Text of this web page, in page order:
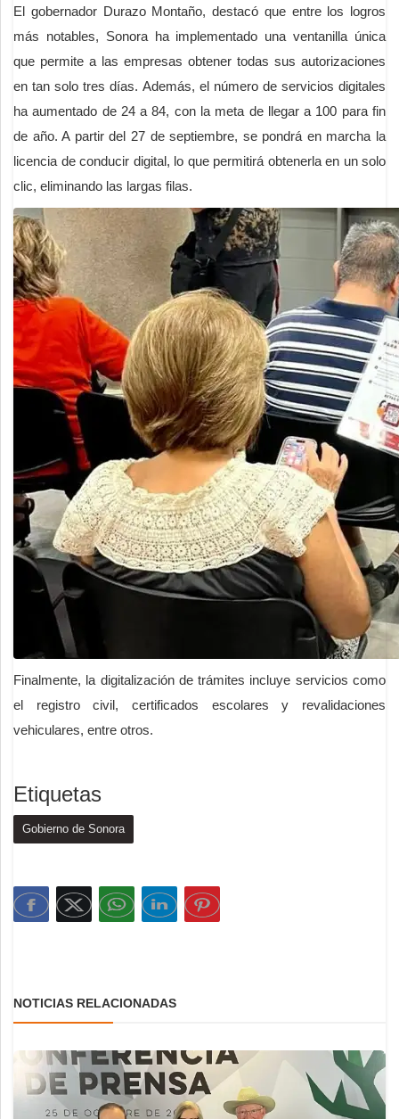
El gobernador Durazo Montaño, destacó que entre los logros
más notables, Sonora ha implementado una ventanilla única
que permite a las empresas obtener todas sus autorizaciones
en tan solo tres días. Además, el número de servicios digitales
ha aumentado de 24 a 84, con la meta de llegar a 100 para fin
de año. A partir del 27 de septiembre, se pondrá en marcha la
licencia de conducir digital, lo que permitirá obtenerla en un solo
clic, eliminando las largas filas.
Finalmente, la digitalización de trámites incluye servicios como
el registro civil, certificados escolares y revalidaciones
vehiculares, entre otros.
Etiquetas
Gobierno de Sonora
NOTICIAS RELACIONADAS